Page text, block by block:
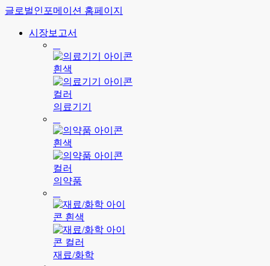
글로벌인포메이션 홈페이지
시장보고서
의료기기
의약품
재료/화학